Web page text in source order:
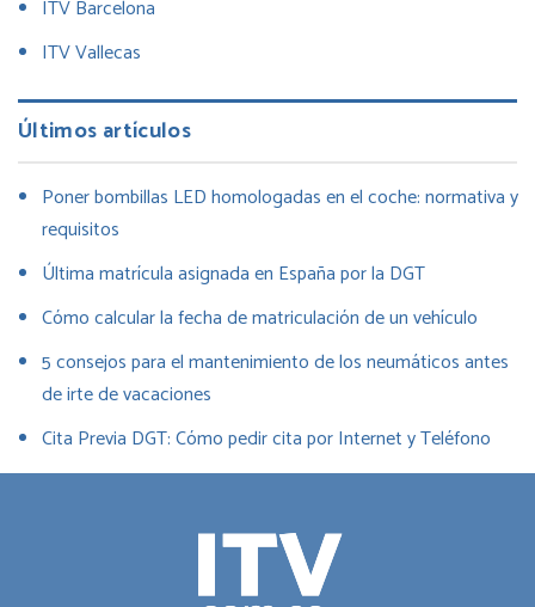
ITV Barcelona
ITV Vallecas
Últimos artículos
Poner bombillas LED homologadas en el coche: normativa y
requisitos
Última matrícula asignada en España por la DGT
Cómo calcular la fecha de matriculación de un vehículo
5 consejos para el mantenimiento de los neumáticos antes
de irte de vacaciones
Cita Previa DGT: Cómo pedir cita por Internet y Teléfono